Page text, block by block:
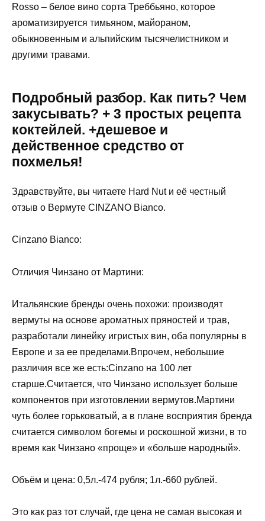
Rosso – белое вино сорта Треббьяно, которое
ароматизируется тимьяном, майораном,
обыкновенным и альпийским тысячелистником и
другими травами.
Подробный разбор. Как пить? Чем
закусывать? + 3 простых рецепта
коктейлей. +дешевое и
действенное средство от
похмелья!
Здравствуйте, вы читаете Hard Nut и её честный
отзыв о Вермуте CINZANO Bianco.
Cinzano Bianco:
Отличия Чинзано от Мартини:
Итальянские бренды очень похожи: производят
вермуты на основе ароматных пряностей и трав,
разработали линейку игристых вин, оба популярны в
Европе и за ее пределами.Впрочем, небольшие
различия все же есть:Cinzano на 100 лет
старше.Считается, что Чинзано использует больше
компонентов при изготовлении вермутов.Мартини
чуть более горьковатый, а в плане восприятия бренда
считается символом богемы и роскошной жизни, в то
время как Чинзано «проще» и «больше народный».
Объём и цена: 0,5л.-474 рубля; 1л.-660 рублей.
Это как раз тот случай, где цена не самая высокая и